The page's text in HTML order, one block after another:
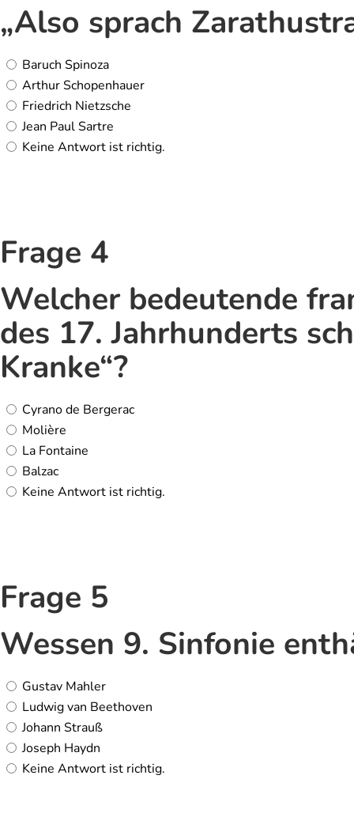
„Also sprach
Baruch Spinoza
Arthur Schopenhauer
Friedrich Nietzsche
Jean Paul Sartre
Keine Antwort ist richtig.
Frage 4
Welcher bedeutende
des 17. Jahrhunderts
Kranke“?
Cyrano de Bergerac
Molière
La Fontaine
Balzac
Keine Antwort ist richtig.
Frage 5
Wessen 9. Sinfonie
Gustav Mahler
Ludwig van Beethoven
Johann Strauß
Joseph Haydn
Keine Antwort ist richtig.